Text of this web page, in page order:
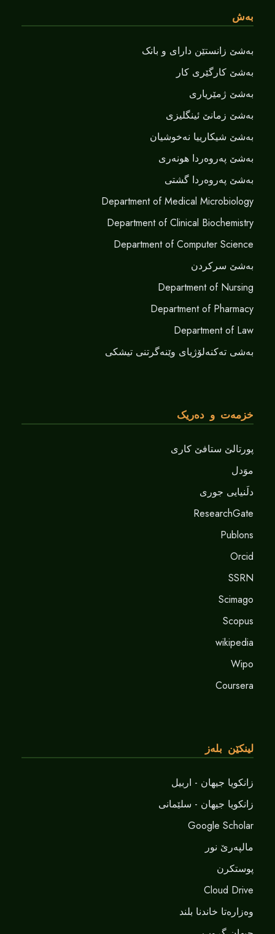
بەش
بەشێ زانستێن دارای و بانک
بەشێ کارگێری کار
بەشێ ژمێریاری
بەشێ زمانێ ‌‌ئینگلیزی
بەشێ شیکارییا نەخوشیان
بەشێ پەروەردا هونەری
بەشێ پەروەردا گشتی
Department of Medical Microbiology
Department of Clinical Biochemistry
Department of Computer Science
بەشێ سرکردن
Department of Nursing
Department of Pharmacy
Department of Law
بەشی تەکنەلۆژیای وێنەگرتنی تیشکی
خزمەت و دەریک
پورتالێ ستافێ کاری
موَدل
دلَنيايى جورى
ResearchGate
Publons
Orcid
SSRN
Scimago
Scopus
wikipedia
Wipo
Coursera
لینکێن بلەز
زانکویا جیهان - اربیل
زانکویا جیهان - سلێمانی
Google Scholar
مالپەرێ نور
پوستکرن
Cloud Drive
وەزارەتا خاندنا بلند